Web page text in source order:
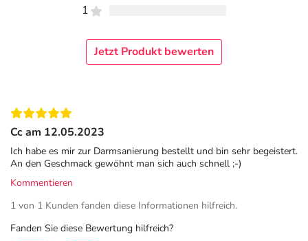
Verdauungsschwäche, Völlegefühl.
verordnet, nehmen Erwachsene drei- bis fünfmal täglich
ein Likörglas (20 ml) voll Retterspitz Innerlich eine
Viertelstunde vor den Mahlzeiten ein. Kinder bekommen
ab dem zweiten Lebensjahr drei- bis fünfmal täglich einen
Esslöffel (15ml) voll verabreicht.
Retterspitz Innerlich wird unverdünnt eingenommen.
zurückgegossen werden. Bei chronischer Magenschwäche
1
Jetzt Produkt bewerten
Cc am 12.05.2023
Ich habe es mir zur Darmsanierung bestellt und bin sehr begeistert.
An den Geschmack gewöhnt man sich auch schnell ;-)
Kommentieren
1 von 1 Kunden fanden diese Informationen hilfreich.
Fanden Sie diese Bewertung hilfreich?